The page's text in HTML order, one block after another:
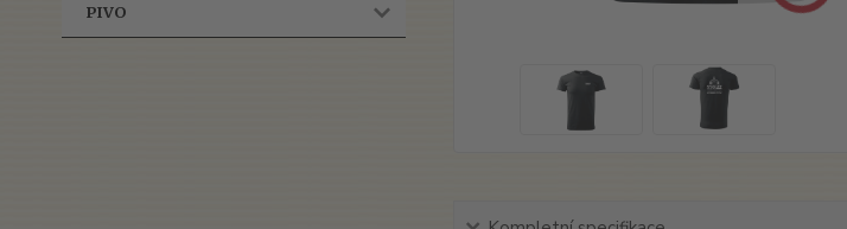
PIVO